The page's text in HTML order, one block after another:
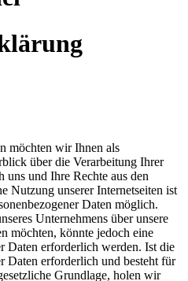
möchten wir Ihnen als
über die Verarbeitung Ihrer
uns und Ihre Rechte aus den
Nutzung unserer Internetseiten ist
Daten möglich.
Unternehmens über unsere
möchten, könnte jedoch eine
Daten erforderlich werden. Ist die
Daten erforderlich und besteht für
Grundlage, holen wir